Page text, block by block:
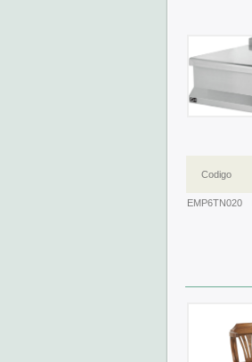
Codigo
EMP6TN020